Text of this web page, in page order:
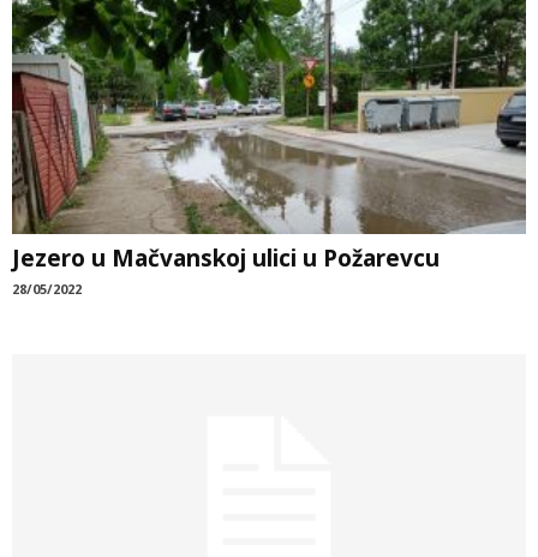
Jezero u Mačvanskoj ulici u Požarevcu
28/05/2022